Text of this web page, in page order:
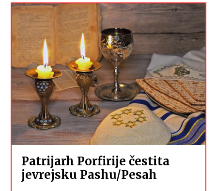
Patrijarh Porfirije čestita
jevrejsku Pashu/Pesah